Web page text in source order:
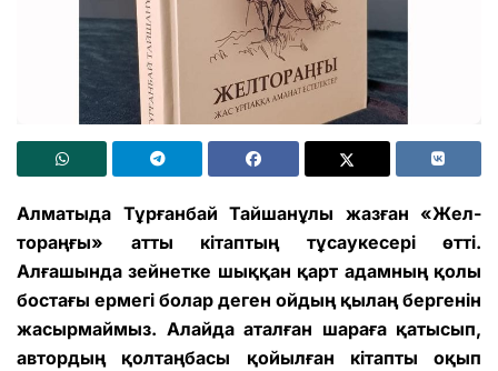
Алматыда Тұрғанбай Тайшанұлы жазған «Жел­
тораңғы» атты кітаптың тұсаукесері өтті.
Алғашында зейнетке шыққан қарт адамның қолы
бостағы ермегі болар деген ойдың қылаң бергенін
жасырмаймыз. Алайда аталған шараға қатысып,
автордың қолтаңбасы қойылған кітапты оқып